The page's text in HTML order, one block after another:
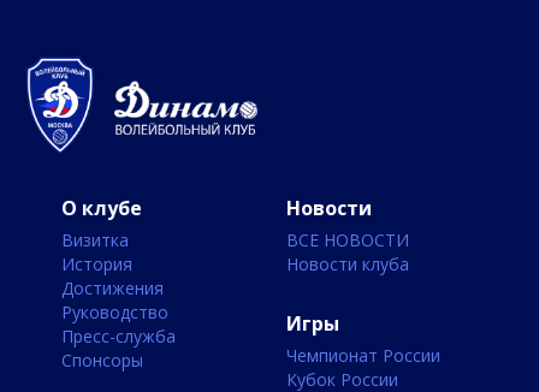
О клубе
Визитка
История
Достижения
Руководство
Пресс-служба
Спонсоры
Новости
ВСЕ НОВОСТИ
Новости клуба
Игры
Чемпионат России
Кубок России